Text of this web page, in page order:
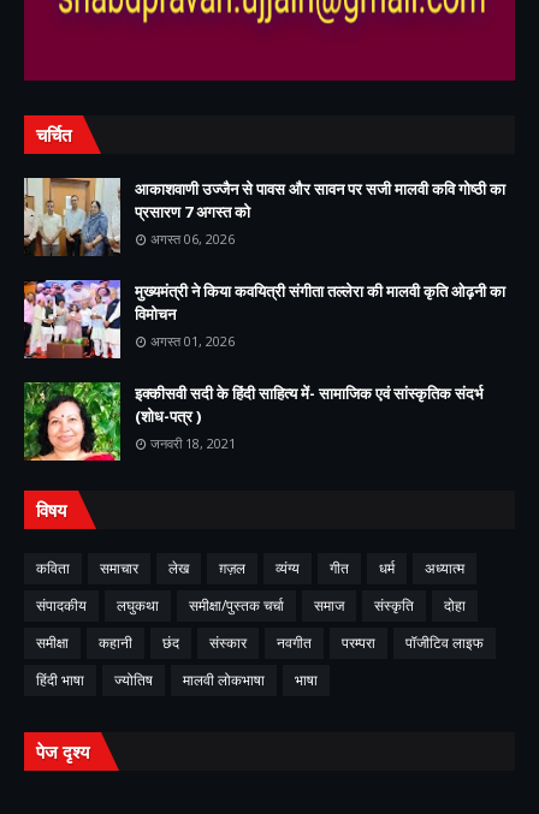
चर्चित
आकाशवाणी उज्जैन से पावस और सावन पर सजी मालवी कवि गोष्ठी का
प्रसारण 7 अगस्त को
अगस्त 06, 2026
मुख्यमंत्री ने किया कवयित्री संगीता तल्लेरा की मालवी कृति ओढ़नी का
विमोचन
अगस्त 01, 2026
इक्कीसवी सदी के हिंदी साहित्य में- सामाजिक एवं सांस्कृतिक संदर्भ
(शोध-पत्र )
जनवरी 18, 2021
विषय
कविता समाचार लेख ग़ज़ल व्यंग्य गीत धर्म
अध्यात्म
संपादकीय
लघुकथा समीक्षा/पुस्तक चर्चा समाज संस्कृति
दोहा
समीक्षा
कहानी छंद संस्कार नवगीत परम्परा
पॉजीटिव लाइफ
हिंदी भाषा
ज्योतिष मालवी लोकभाषा भाषा
पेज दृश्य